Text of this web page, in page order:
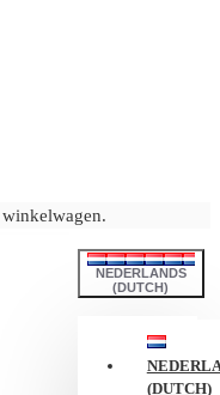
NEDERLANDS
(DUTCH)
(DUTCH)